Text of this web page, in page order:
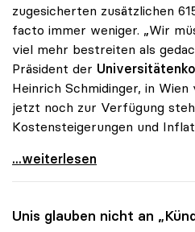
zugesicherten zusätzlichen
facto immer weniger. „Wir
viel mehr bestreiten als
Präsident der
Heinrich Schmidinger, in
jetzt noch zur Verfügung
Kostensteigerungen und
Schmidinger: Uni-
...weiterlesen
Unis glauben nicht an